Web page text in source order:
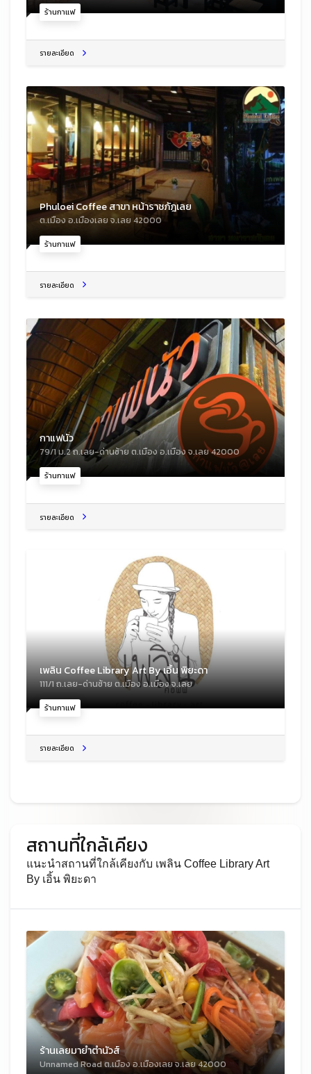
ร้านกาแฟ
รายละเอียด
ร้านกาแฟ
Phuloei Coffee สาขา หน้าราชภัฎเลย
ต.เมือง อ.เมืองเลย จ.เลย 42000
รายละเอียด
ร้านกาแฟ
กาแฟนัว
79/1 ม.2 ถ.เลย-ด่านซ้าย ต.เมือง อ.เมือง จ.เลย 42000
รายละเอียด
ร้านกาแฟ
เพลิน Coffee Library Art By เอิ้น พิยะดา
111/1 ถ.เลย-ด่านซ้าย ต.เมือง อ.เมือง จ.เลย
รายละเอียด
สถานที่ใกล้เคียง
แนะนำสถานที่ใกล้เคียงกับ เพลิน Coffee Library Art
By เอิ้น พิยะดา
ร้านเลยมายำตำนัวส์
Unnamed Road ต.เมือง อ.เมืองเลย จ.เลย 42000